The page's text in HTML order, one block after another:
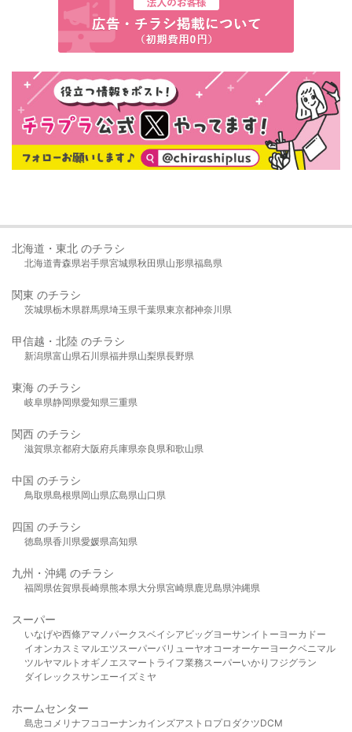
北海道・東北 のチラシ
北海道青森県岩手県宮城県秋田県山形県福島県
関東 のチラシ
茨城県栃木県群馬県埼玉県千葉県東京都神奈川県
甲信越・北陸 のチラシ
新潟県富山県石川県福井県山梨県長野県
東海 のチラシ
岐阜県静岡県愛知県三重県
関西 のチラシ
滋賀県京都府大阪府兵庫県奈良県和歌山県
中国 のチラシ
鳥取県島根県岡山県広島県山口県
四国 のチラシ
徳島県香川県愛媛県高知県
九州・沖縄 のチラシ
福岡県佐賀県長崎県熊本県大分県宮崎県鹿児島県沖縄県
スーパー
いなげや西條アマノパークスベイシア ビッグヨーサンイトーヨーカドー
イオンカスミ マルエツスーパーバリューヤオコーオーケー ヨークベニマル
ツルヤマルト オギノ エスマート ライフ業務スーパーいかり フジグラン
ダイレックスサンエーイズミヤ
ホームセンター
島忠 コメリ ナフコ コーナンカインズアストロプロダクツDCM